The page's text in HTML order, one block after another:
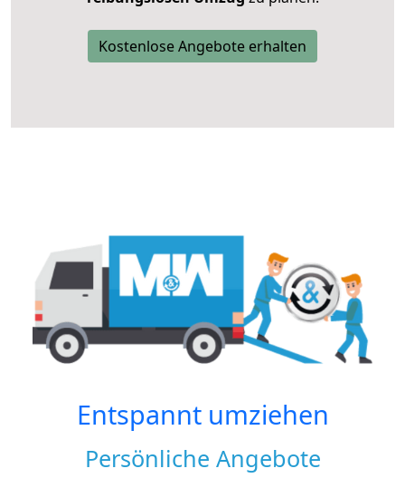
Kostenlose Angebote erhalten
Entspannt umziehen
Persönliche Angebote